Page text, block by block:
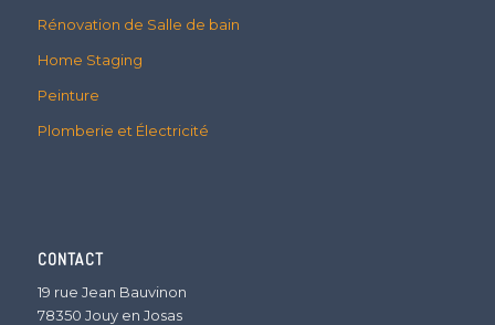
Rénovation de Salle de bain
Home Staging
Peinture
Plomberie et Électricité
CONTACT
19 rue Jean Bauvinon
78350 Jouy en Josas